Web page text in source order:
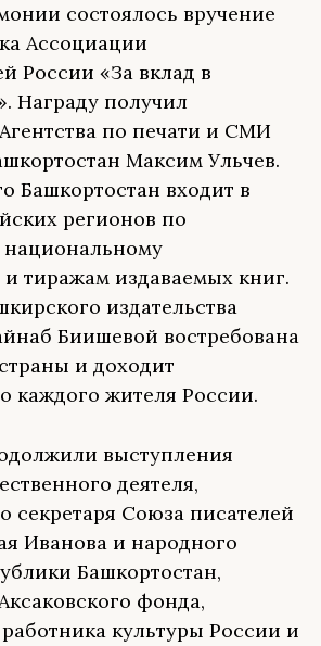
состоялось вручение
Ассоциации
России «За вклад в
Награду получил
по печати и СМИ
Максим Ульчев.
Башкортостан входит в
регионов по
национальному
тиражам издаваемых книг.
издательства
Биишевой востребована
и доходит
каждого жителя России.
выступления
деятеля,
секретаря Союза писателей
Иванова и народного
Башкортостан,
фонда,
культуры России и